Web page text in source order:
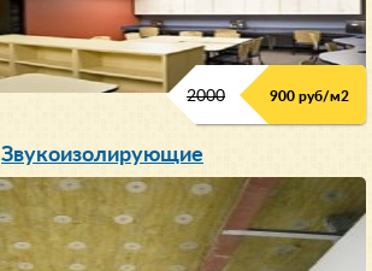
2000 900 руб/м2
Звукоизолирующие